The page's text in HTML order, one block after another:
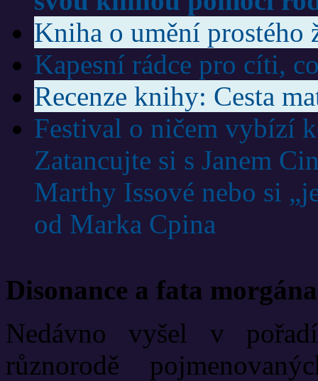
Kniha o umění prostého
Kapesní rádce pro cíti,
Recenze knihy: Cesta
Festival o ničem vybízí
Zatancujte si s Janem
Marthy Issové nebo si
od Marka Cpina
Disonance a fata morgána
Nedávno vyšel v
různorodě